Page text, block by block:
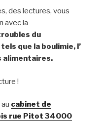
des lectures, vous
avec la
du
que la boulimie, l’
alimentaires.
!
cabinet de
rue Pitot 34000